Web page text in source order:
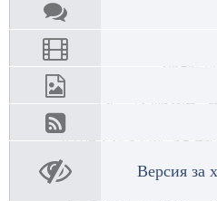
Версия за